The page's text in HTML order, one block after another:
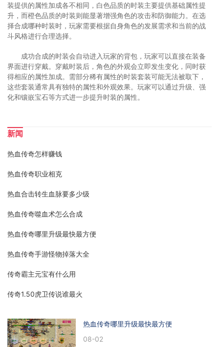
装提供的属性加成各不相同，白色品质的时装主要提供基础属性提
升，而橙色品质的时装则能显著增强角色的攻击和防御能力。在选
择合成哪种时装时，玩家需要根据自身角色的发展需求和当前的战
斗风格进行合理选择。
成功合成的时装会自动进入玩家的背包，玩家可以直接在装备
界面进行穿戴。穿戴时装后，角色的外观会立即发生变化，同时获
得相应的属性加成。需部分稀有属性的时装套装可能无法被取下，
这些套装通常具有独特的属性和外观效果。玩家可以通过升级、强
化和镶嵌宝石等方式进一步提升时装的属性。
新闻
热血传奇怎样赚钱
热血传奇职业相克
热血合击转生血脉要多少级
热血传奇噬血术怎么合成
热血传奇哪里升级最快最方便
热血传奇手游怪物掉落大全
传奇霸主元宝有什么用
传奇1.50虎卫传说谁最火
热血传奇哪里升级最快最方便
08-02